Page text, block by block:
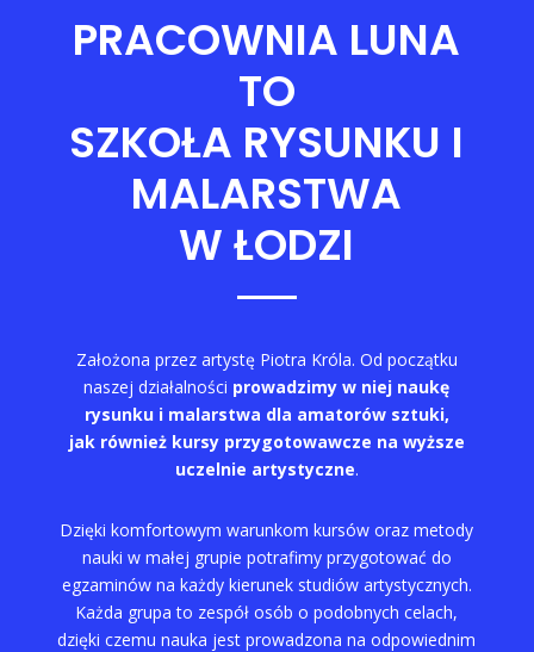
PRACOWNIA LUNA
TO
SZKOŁA RYSUNKU I
MALARSTWA
W ŁODZI
Założona przez artystę Piotra Króla. Od początku
naszej działalności prowadzimy w niej naukę
rysunku i malarstwa dla amatorów sztuki,
jak również kursy przygotowawcze na wyższe
uczelnie artystyczne.
Dzięki komfortowym warunkom kursów oraz metody
nauki w małej grupie potrafimy przygotować do
egzaminów na każdy kierunek studiów artystycznych.
Każda grupa to zespół osób o podobnych celach,
dzięki czemu nauka jest prowadzona na odpowiednim